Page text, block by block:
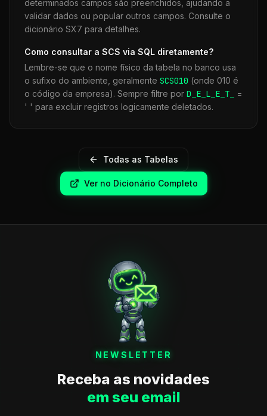
determinados campos são preenchidos, ajudando a
validar dados ou popular outros campos. Consulte o
dicionário SX7 para detalhes.
Como consultar a SCS via SQL diretamente?
Lembre-se que o nome físico da tabela no banco usa
o sufixo do ambiente, geralmente SCS010 (onde 010 é
o código da empresa). Sempre filtre por D_E_L_E_T_
=
' ' para excluir registros logicamente deletados.
Todas as Tabelas
Ver no Dicionário Completo
NEWSLETTER
Receba as novidades
em seu email